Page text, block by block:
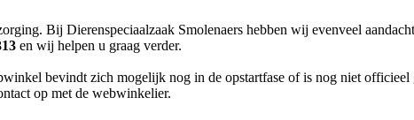
Bij Dierenspeciaalzaak Smolenaers hebben wij evenveel
en wij helpen u graag verder.
bevindt zich mogelijk nog in de opstartfase of is nog niet
op met de webwinkelier.